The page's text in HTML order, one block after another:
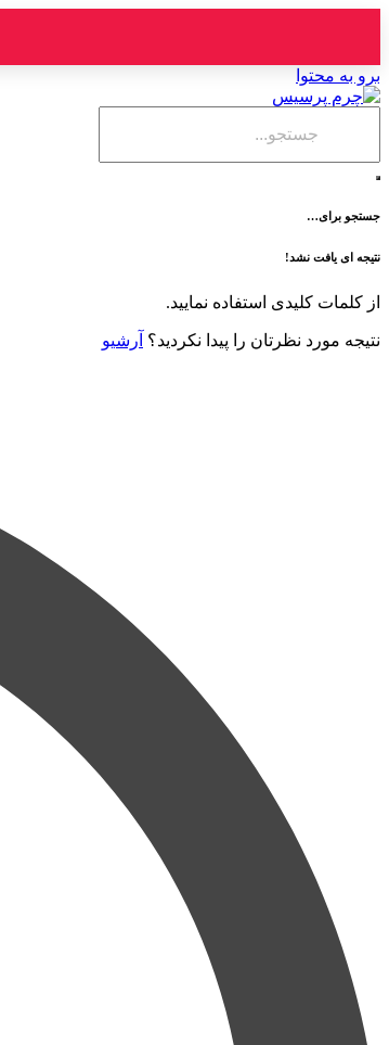
برو به محتوا
جستجو برای…
نتیجه ای یافت نشد!
از کلمات کلیدی استفاده نمایید.
نتیجه مورد نظرتان را پیدا نکردید؟ آرشیو